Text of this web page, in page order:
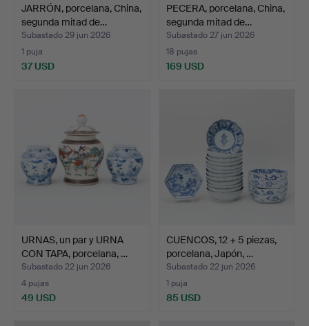
JARRÓN, porcelana, China,
segunda mitad de…
Subastado 29 jun 2026
1 puja
37 USD
PECERA, porcelana, China,
segunda mitad de…
Subastado 27 jun 2026
18 pujas
169 USD
URNAS, un par y URNA
CON TAPA, porcelana, …
Subastado 22 jun 2026
4 pujas
49 USD
CUENCOS, 12 + 5 piezas,
porcelana, Japón, …
Subastado 22 jun 2026
1 puja
85 USD